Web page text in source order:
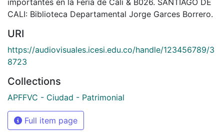
CALI: Biblioteca Departamental Jorge Garces Borrero.
URI
https://audiovisuales.icesi.edu.co/handle/123456789/3
8723
Collections
APFFVC - Ciudad - Patrimonial
Full item page